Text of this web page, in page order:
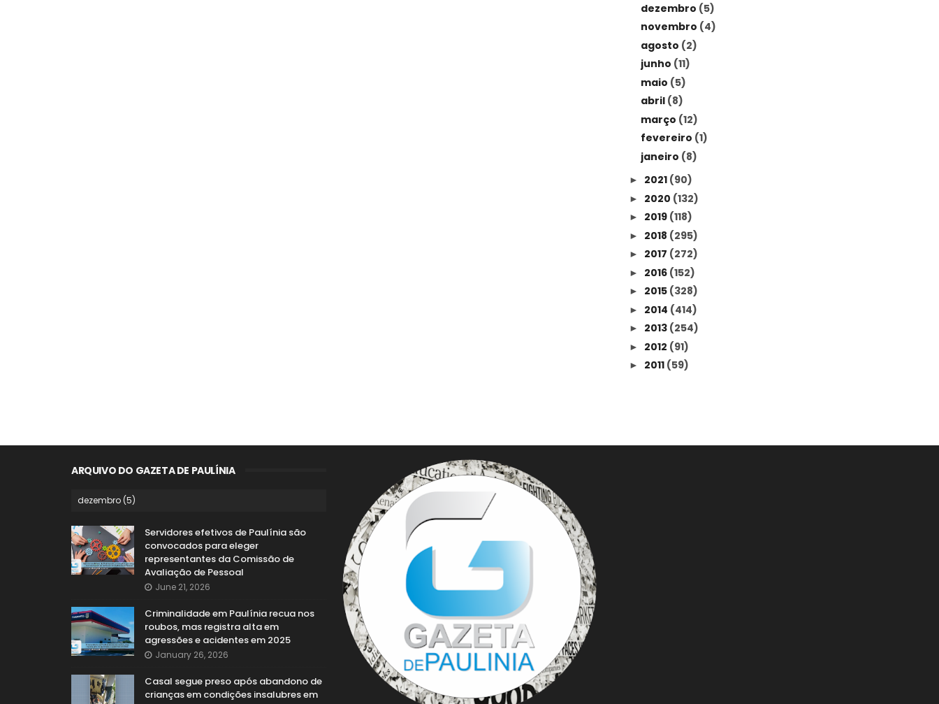
dezembro (5)
novembro (4)
agosto (2)
junho (11)
maio (5)
abril (8)
março (12)
fevereiro (1)
janeiro (8)
► 2021 (90)
► 2020 (132)
► 2019 (118)
► 2018 (295)
► 2017 (272)
► 2016 (152)
► 2015 (328)
► 2014 (414)
► 2013 (254)
► 2012 (91)
► 2011 (59)
ARQUIVO DO GAZETA DE PAULÍNIA
Servidores efetivos de Paulínia são
convocados para eleger
representantes da Comissão de
Avaliação de Pessoal
June 21, 2026
Criminalidade em Paulínia recua nos
roubos, mas registra alta em
agressões e acidentes em 2025
January 26, 2026
Casal segue preso após abandono de
crianças em condições insalubres em